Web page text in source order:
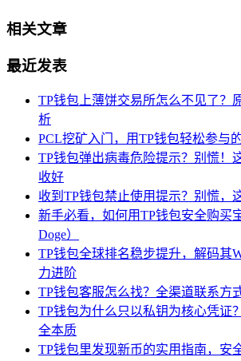
相关文章
最近发表
TP钱包上薄饼交易所怎么不见了？
析
PCL挖矿入门，用TP钱包轻松参与
TP钱包弹出病毒危险提示？别慌！
收好
收到TP钱包禁止使用提示？别慌，
新手必看，如何用TP钱包安全购买
Doge）
TP钱包全球排名稳步提升，解码其
力进阶
TP钱包客服怎么找？全渠道联系方
TP钱包为什么只以私钥为核心凭证
全本质
TP钱包里发现新币的实用指南，安